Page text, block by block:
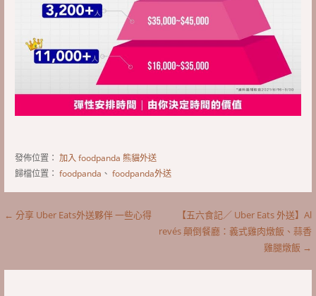
發佈位置： 加入 foodpanda 熊貓外送
歸檔位置： foodpanda 、 foodpanda外送
文
導
← 分享 Uber Eats外送夥伴 一些心得
【五六食記／ Uber Eats 外送】Al
revés 顛倒餐廳：義式雞肉燉飯、蒜香
雞腿燉飯 →